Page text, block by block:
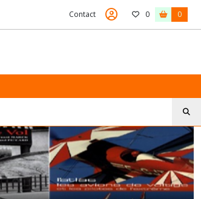
Contact 0 0